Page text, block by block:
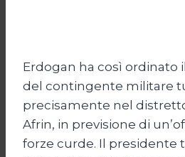
Erdogan ha così ordinato
del contingente militare
precisamente nel
Afrin, in previsione di
forze curde. Il presidente